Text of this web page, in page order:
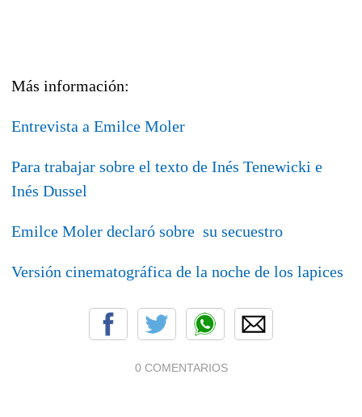
Más información:
Entrevista a Emilce Moler
Para trabajar sobre el texto de Inés Tenewicki e
Inés Dussel
Emilce Moler declaró sobre su secuestro
Versión cinematográfica de la noche de los lapices
0 COMENTARIOS